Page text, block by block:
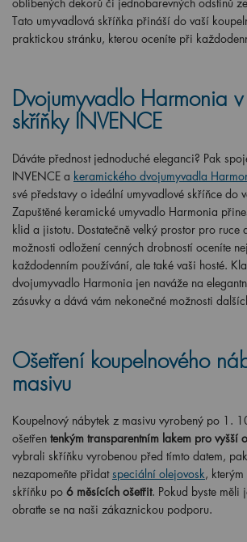
Tato umyvadlová skříňka přináší do vaší
praktickou stránku, kterou oceníte při
Dvojumyvadlo Harmonia
skříňky INVENCE
Dáváte přednost jednoduché eleganci? Pak
INVENCE a keramického dvojumyvadla
své představy o ideální umyvadlové skříňce do
Zapuštěné keramické umyvadlo Harmonia
klid a jistotu. Dostatečně velký prostor pro ruce
možnosti odložení cenných drobností oceníte
každodenním používání, ale také vaši hosté.
dvojumyvadlo Harmonia jen naváže na
zásuvky a dává vám nekonečné možnosti
Ošetření koupelnového
masivu
Koupelnový nábytek z masivu vyrobený po 1.
ošetřen tenkým transparentním lakem pro vyšší
vybrali skříňku vyrobenou před tímto datem,
nezapomeňte přidat speciální olejovosk,
skříňku po 6 měsících ošetřit. Pokud byste měli
obraťte se na naši zákaznickou podporu.